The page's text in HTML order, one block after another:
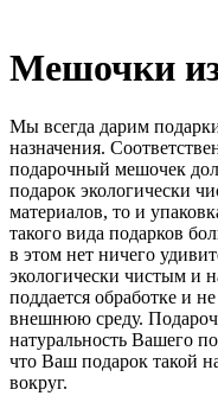
Мешочки
Мы всегда дарим
назначения.
подарочный мешочек
подарок экологически
материалов, то и
такого вида подарков
в этом нет ничего
экологически чистым и
поддается обработке и
внешнюю среду.
натуральность Вашего
что Ваш подарок такой
вокруг.